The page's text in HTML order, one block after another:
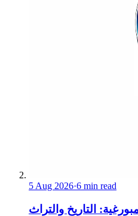
5 Aug 2026·6 min read
التاريخ والتراث